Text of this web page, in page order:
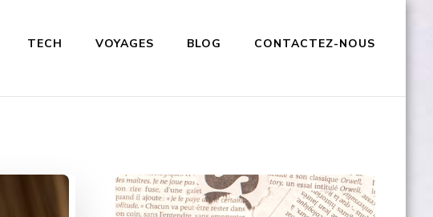
TECH VOYAGES BLOG CONTACTEZ-NOUS